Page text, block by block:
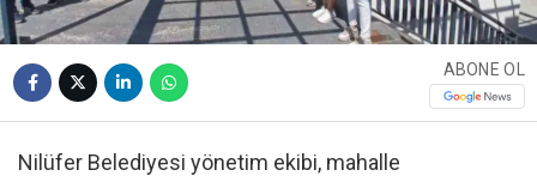
ABONE OL
Nilüfer Belediyesi yönetim ekibi, mahalle